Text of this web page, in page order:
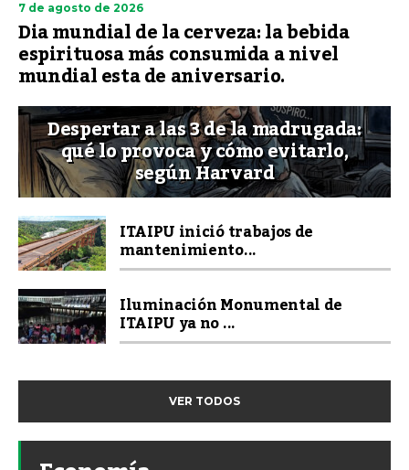
7 de agosto de 2026
Dia mundial de la cerveza: la bebida
espirituosa más consumida a nivel
mundial esta de aniversario.
Despertar a las 3 de la madrugada:
qué lo provoca y cómo evitarlo,
según Harvard
ITAIPU inició trabajos de
mantenimiento...
Iluminación Monumental de
ITAIPU ya no ...
VER TODOS